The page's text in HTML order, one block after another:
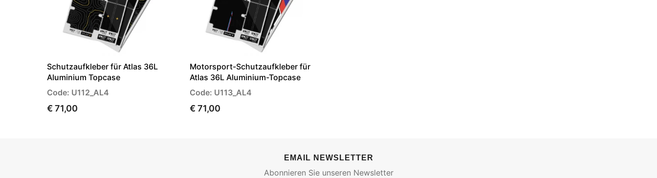
Schutzaufkleber für Atlas 36L
Aluminium Topcase
Code: U112_AL4
€ 71,00
Motorsport-Schutzaufkleber für
Atlas 36L Aluminium-Topcase
Code: U113_AL4
€ 71,00
EMAIL NEWSLETTER
Abonnieren Sie unseren Newsletter